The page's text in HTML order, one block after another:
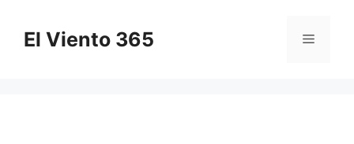
contenido
El Viento 365 Menú